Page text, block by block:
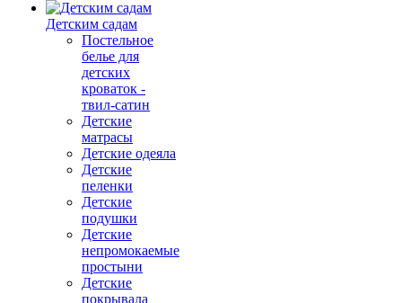
Детским садам
Постельное
белье для
детских
кроваток -
твил-сатин
Детские
матрасы
Детские одеяла
Детские
пеленки
Детские
подушки
Детские
непромокаемые
простыни
Детские
покрывала